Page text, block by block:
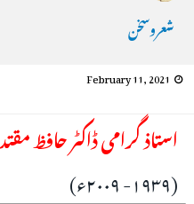
شعروسخن
February 11, 2021
استاذ گرامی ڈاکٹر حافظ
(۱۹۳۹- ۲۰۰۹ء)